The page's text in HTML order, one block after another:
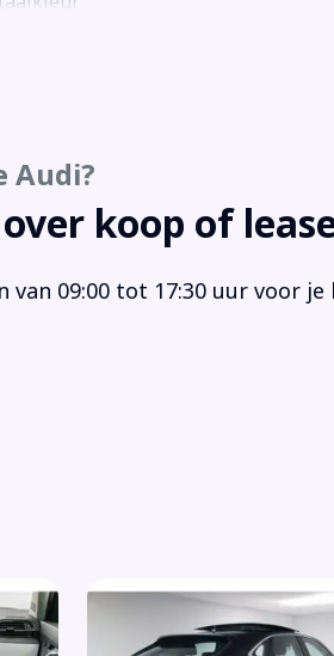
voor
voor en achter
besturing (1N7)
glas
Audi?
koop of
van 09:00 tot 17:30 uur voor je